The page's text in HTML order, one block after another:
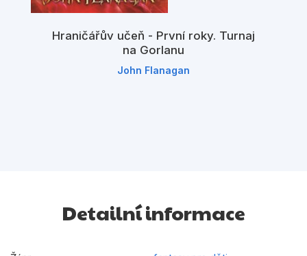
Hraničářův učeň - První roky. Turnaj
na Gorlanu
John Flanagan
Detailní informace